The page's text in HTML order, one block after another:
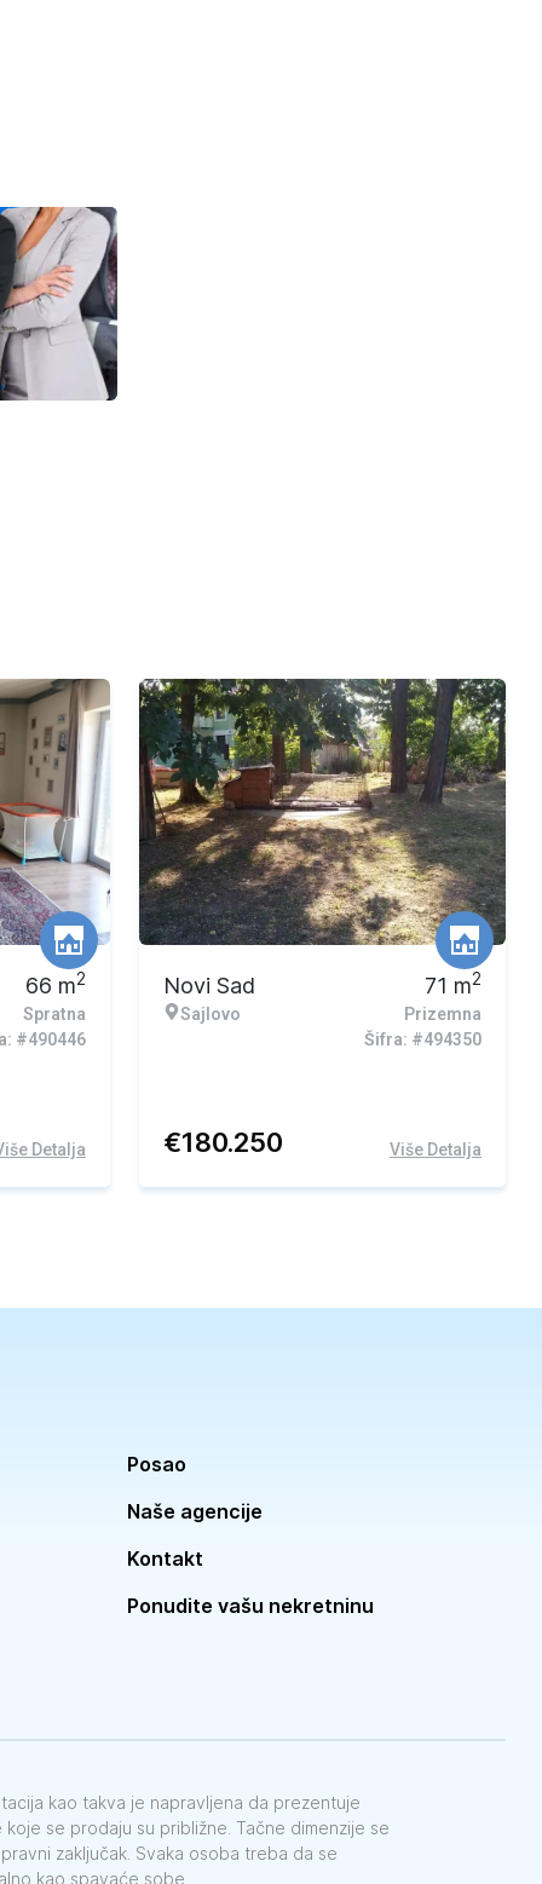
66 m2
Spratna
#490446
Detalja
Novi Sad
Sajlovo
71 m2
Prizemna
Šifra: #494350
€180.250 Više Detalja
Posao
Naše agencije
Kontakt
Ponudite vašu nekretninu
kao takva je napravljena da prezentuje
se prodaju su približne. Tačne dimenzije se
zaključak. Svaka osoba treba da se
kao spavaće sobe.